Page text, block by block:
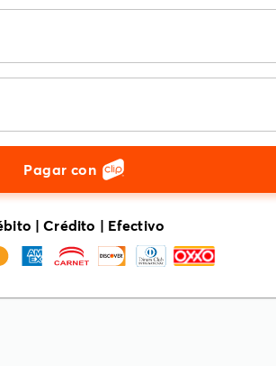
Pagar con
| Crédito | Efectivo